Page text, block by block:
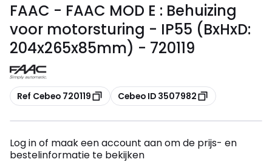
FAAC - FAAC MOD E : Behuizing
voor motorsturing - IP55 (BxHxD:
204x265x85mm) - 720119
Kopiëren
Ref Cebeo 720119 Kopiëren
Cebeo ID 3507982
Log in of maak een account aan om de prijs- en
bestelinformatie te bekijken